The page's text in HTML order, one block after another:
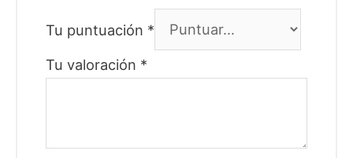
Tu puntuación *
Tu valoración *